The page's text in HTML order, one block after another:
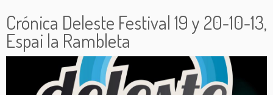
Crónica Deleste Festival 19 y 20-10-13,
Espai la Rambleta